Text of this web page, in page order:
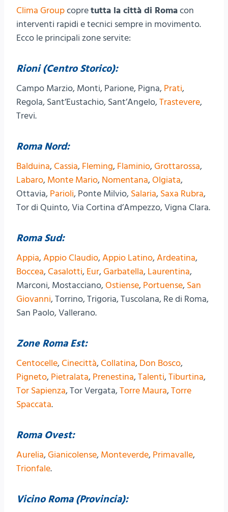
Clima Groupcopretutta la città di Romacon
interventi rapidi e tecnici sempre in movimento.
Ecco le principali zone servite:
Rioni (Centro Storico):
Campo Marzio, Monti, Parione, Pigna, Prati,
Regola, Sant’Eustachio, Sant’Angelo,Trastevere,
Trevi.
Roma Nord:
Balduina,Cassia, Fleming, Flaminio,Grottarossa,
Labaro, Monte Mario, Nomentana,Olgiata,
Ottavia, Parioli, Ponte Milvio, Salaria, Saxa Rubra,
Tor di Quinto, Via Cortina d’Ampezzo, Vigna Clara.
Roma Sud:
Appia,Appio Claudio,Appio Latino,Ardeatina,
Boccea,Casalotti, Eur,Garbatella, Laurentina,
Marconi, Mostacciano,Ostiense, Portuense, San
Giovanni, Torrino, Trigoria, Tuscolana, Re di Roma,
San Paolo, Vallerano.
Zone Roma Est:
Centocelle,Cinecittà,Collatina, Don Bosco,
Pigneto, Pietralata, Prenestina,Talenti,Tiburtina,
Tor Sapienza, Tor Vergata,Torre Maura,Torre
Spaccata.
Roma Ovest:
Aurelia,Gianicolense, Monteverde, Primavalle,
Trionfale.
Vicino Roma (Provincia):